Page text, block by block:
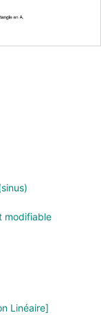
modifiable
Linéaire]